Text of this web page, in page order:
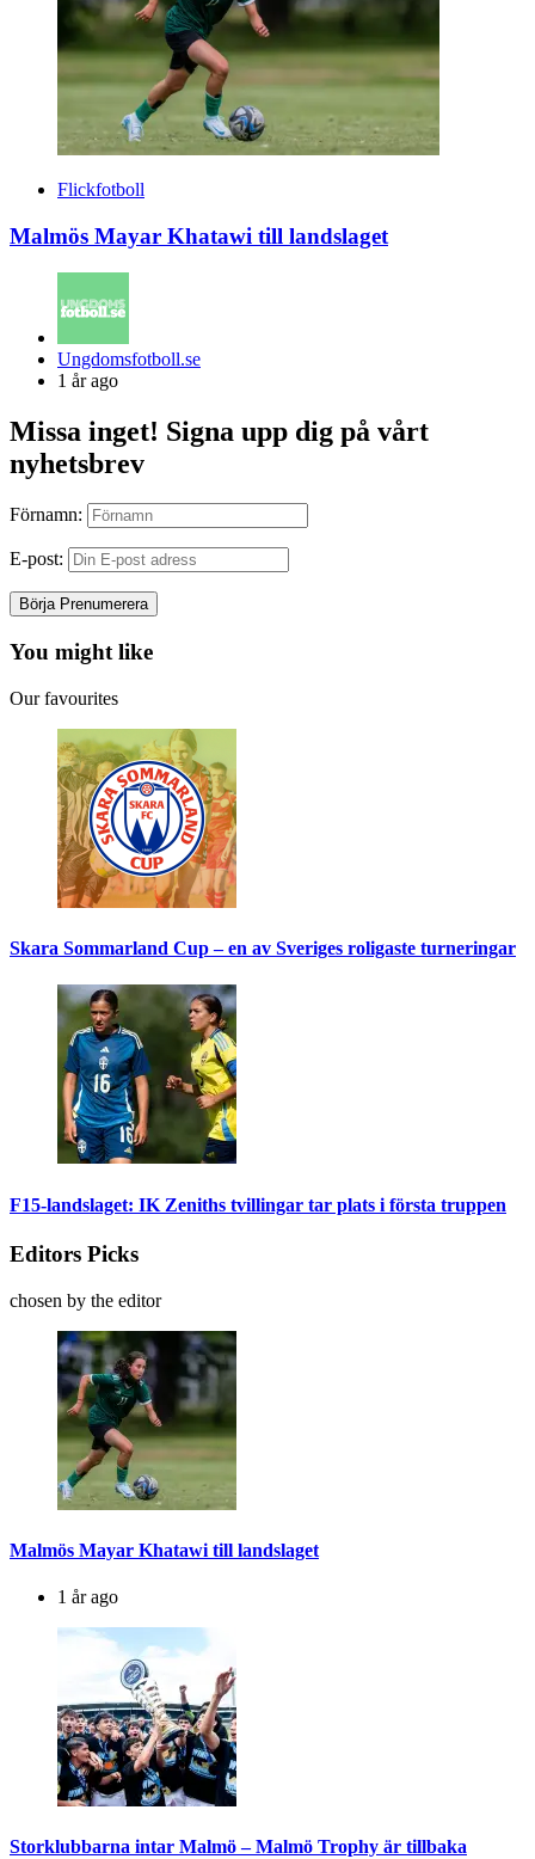
Flickfotboll
Malmös Mayar Khatawi till landslaget
Posted
by
Ungdomsfotboll.se
1 år ago
Missa inget! Signa upp dig på vårt
nyhetsbrev
Förnamn:
E-post:
You might like
Our favourites
Skara Sommarland Cup – en av Sveriges roligaste turneringar
F15-landslaget: IK Zeniths tvillingar tar plats i första truppen
Editors Picks
chosen by the editor
Malmös Mayar Khatawi till landslaget
1 år ago
Storklubbarna intar Malmö – Malmö Trophy är tillbaka